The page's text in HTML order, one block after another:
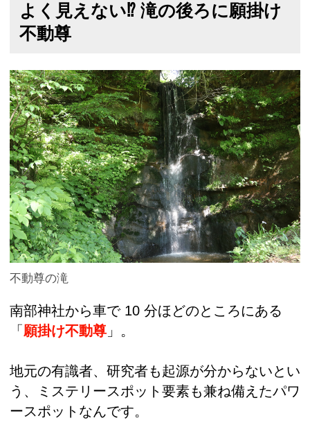
よく見えない⁉ 滝の後ろに願掛け
不動尊
不動尊の滝
南部神社から車で 10 分ほどのところにある
「 願掛け不動尊 」。
地元の有識者、研究者も起源が分からないとい
う、ミステリースポット要素も兼ね備えたパワ
ースポットなんです。